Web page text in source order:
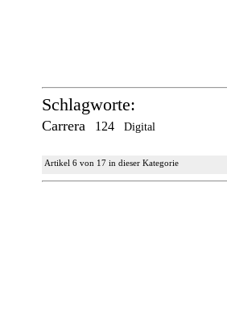
Schlagworte:
Carrera 124 Digital
Artikel 6 von 17 in dieser Kategorie